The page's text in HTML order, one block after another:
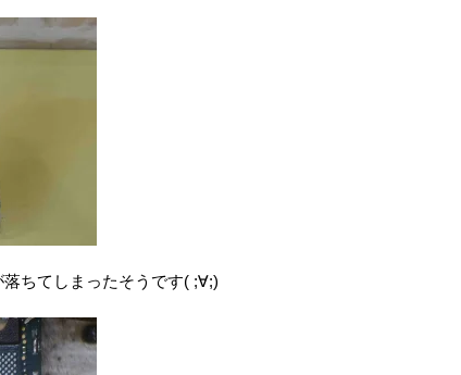
ちてしまったそうです( ;∀;)